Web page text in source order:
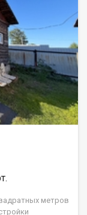
метров